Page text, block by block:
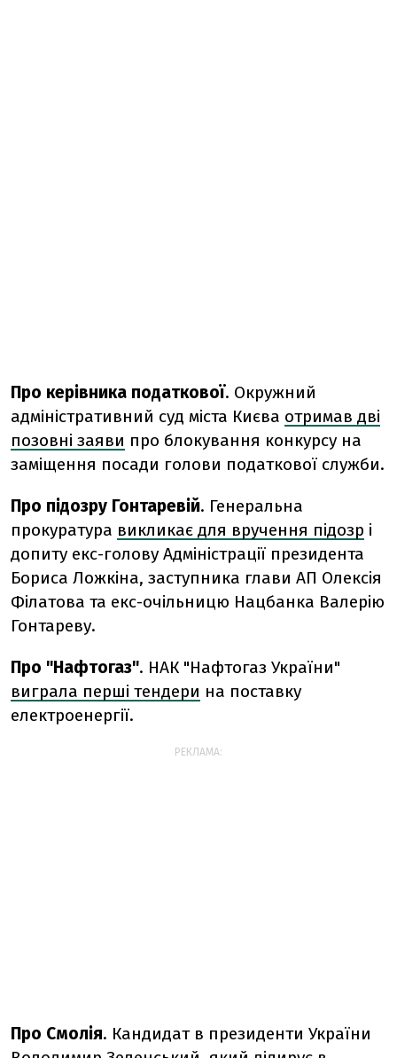
Про керівника податкової. Окружний
адміністративний суд міста Києва отримав дві
позовні заяви про блокування конкурсу на
заміщення посади голови податкової служби.
Про підозру Гонтаревій. Генеральна
прокуратура викликає для вручення підозр і
допиту екс-голову Адміністрації президента
Бориса Ложкіна, заступника глави АП Олексія
Філатова та екс-очільницю Нацбанка Валерію
Гонтареву.
Про "Нафтогаз". НАК "Нафтогаз України"
виграла перші тендери на поставку
електроенергії.
РЕКЛАМА:
Про Смолія. Кандидат в президенти України